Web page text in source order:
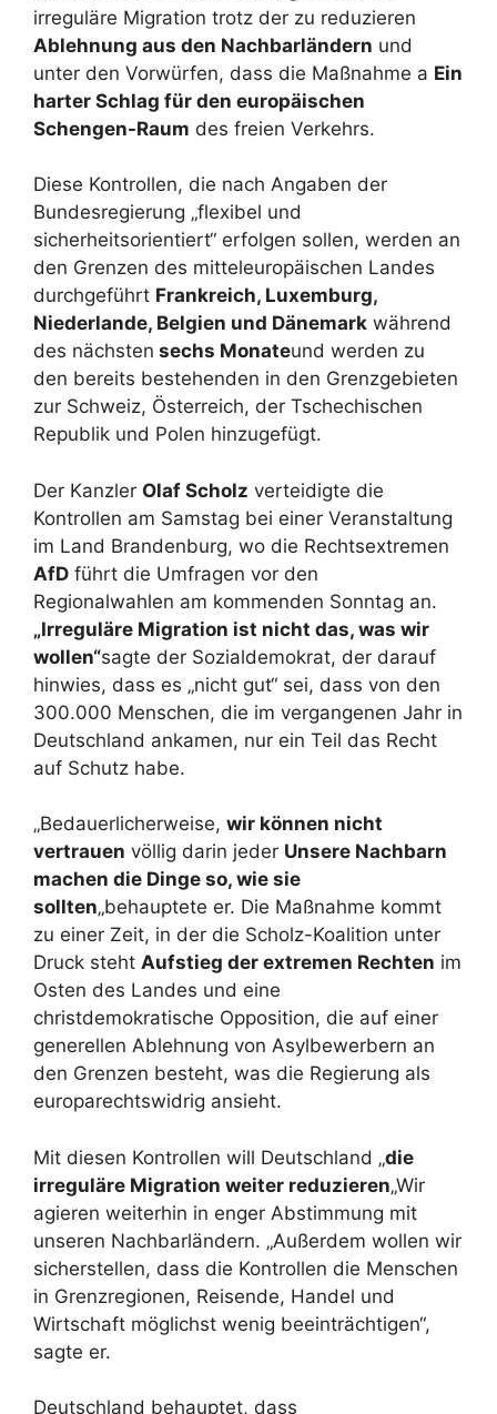
irreguläre Migration trotz der zu reduzieren
Ablehnung aus den Nachbarländern und
unter den Vorwürfen, dass die Maßnahme a Ein
harter Schlag für den europäischen
Schengen-Raum des freien Verkehrs.
Diese Kontrollen, die nach Angaben der
Bundesregierung „flexibel und
sicherheitsorientiert“ erfolgen sollen, werden an
den Grenzen des mitteleuropäischen Landes
durchgeführt Frankreich, Luxemburg,
Niederlande, Belgien und Dänemark während
des nächsten sechs Monateund werden zu
den bereits bestehenden in den Grenzgebieten
zur Schweiz, Österreich, der Tschechischen
Republik und Polen hinzugefügt.
Der Kanzler Olaf Scholz verteidigte die
Kontrollen am Samstag bei einer Veranstaltung
im Land Brandenburg, wo die Rechtsextremen
AfD führt die Umfragen vor den
Regionalwahlen am kommenden Sonntag an.
„Irreguläre Migration ist nicht das, was wir
wollen“sagte der Sozialdemokrat, der darauf
hinwies, dass es „nicht gut“ sei, dass von den
300.000 Menschen, die im vergangenen Jahr in
Deutschland ankamen, nur ein Teil das Recht
auf Schutz habe.
„Bedauerlicherweise, wir können nicht
vertrauen völlig darin jeder Unsere Nachbarn
machen die Dinge so, wie sie
sollten„behauptete er. Die Maßnahme kommt
zu einer Zeit, in der die Scholz-Koalition unter
Druck steht Aufstieg der extremen Rechten im
Osten des Landes und eine
christdemokratische Opposition, die auf einer
generellen Ablehnung von Asylbewerbern an
den Grenzen besteht, was die Regierung als
europarechtswidrig ansieht.
Mit diesen Kontrollen will Deutschland „die
irreguläre Migration weiter reduzieren„Wir
agieren weiterhin in enger Abstimmung mit
unseren Nachbarländern. „Außerdem wollen wir
sicherstellen, dass die Kontrollen die Menschen
in Grenzregionen, Reisende, Handel und
Wirtschaft möglichst wenig beeinträchtigen“,
sagte er.
Deutschland behauptet, dass